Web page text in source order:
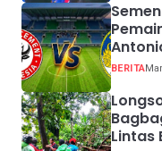
BERITA
Lintas